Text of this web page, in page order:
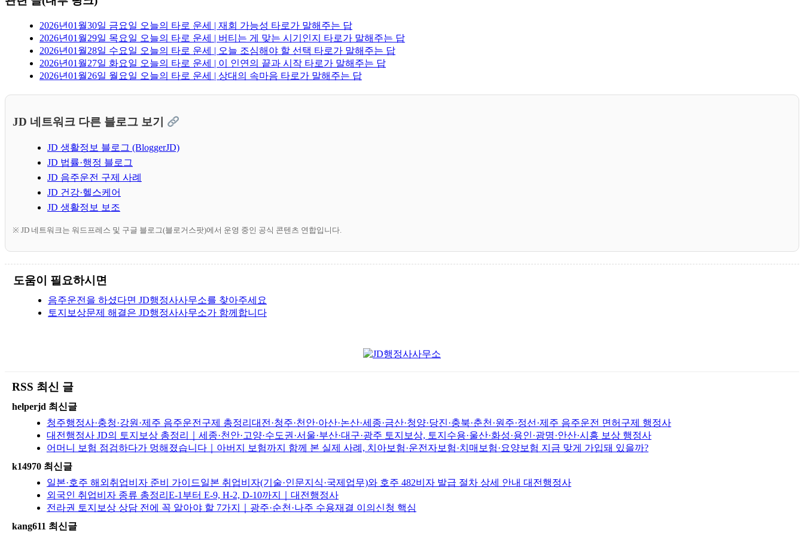
2026년01월30일 금요일 오늘의 타로 운세 | 재회 가능성 타로가 말해주는 답
2026년01월29일 목요일 오늘의 타로 운세 | 버티는 게 맞는 시기인지 타로가 말해주는 답
2026년01월28일 수요일 오늘의 타로 운세 | 오늘 조심해야 할 선택 타로가 말해주는 답
2026년01월27일 화요일 오늘의 타로 운세 | 이 인연의 끝과 시작 타로가 말해주는 답
2026년01월26일 월요일 오늘의 타로 운세 | 상대의 속마음 타로가 말해주는 답
JD 네트워크 다른 블로그 보기
JD 생활정보 블로그 (BloggerJD)
JD 법률·행정 블로그
JD 음주운전 구제 사례
JD 건강·헬스케어
JD 생활정보 보조
※ JD 네트워크는 워드프레스 및 구글 블로그(블로거스팟)에서 운영 중인 공식 콘텐츠 연합입니다.
도움이 필요하시면
음주운전을 하셨다면 JD행정사사무소를 찾아주세요
토지보상문제 해결은 JD행정사사무소가 함께합니다
RSS 최신 글
helperjd 최신글
청주행정사·충청·강원·제주 음주운전구제 총정리대전·청주·천안·아산·논산·세종·금산·청양·당진·충북·춘천·원주·정선·제주 음주운전 면허구제 행정사
대전행정사 JD의 토지보상 총정리｜세종·천안·고양·수도권·서울·부산·대구·광주 토지보상, 토지수용·울산·화성·용인·광명·안산·시흥 보상 행정사
어머니 보험 점검하다가 멍해졌습니다｜아버지 보험까지 함께 본 실제 사례, 치아보험·운전자보험·치매보험·요양보험 지금 맞게 가입돼 있을까?
k14970 최신글
일본·호주 해외취업비자 준비 가이드일본 취업비자(기술·인문지식·국제업무)와 호주 482비자 발급 절차 상세 안내 대전행정사
외국인 취업비자 종류 총정리E-1부터 E-9, H-2, D-10까지｜대전행정사
전라권 토지보상 상담 전에 꼭 알아야 할 7가지｜광주·순천·나주 수용재결 이의신청 핵심
kang611 최신글